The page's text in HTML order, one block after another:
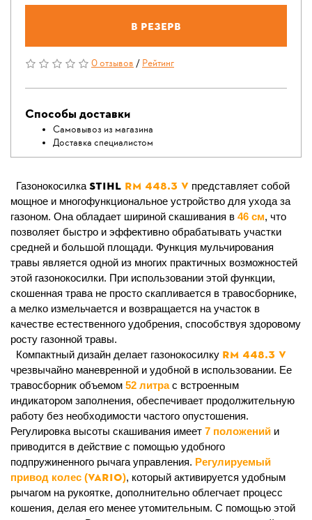
В резерв
0 отзывов/Рейтинг
Способы доставки
Самовывоз из магазина
Доставка специалистом
Газонокосилка STIHL RM 448.3 V представляет собой
мощное и многофункциональное устройство для ухода за
газоном. Она обладает шириной скашивания в 46 см, что
позволяет быстро и эффективно обрабатывать участки
средней и большой площади. Функция мульчирования
травы является одной из многих практичных возможностей
этой газонокосилки. При использовании этой функции,
скошенная трава не просто скапливается в травосборнике,
а мелко измельчается и возвращается на участок в
качестве естественного удобрения, способствуя здоровому
росту газонной травы.
Компактный дизайн делает газонокосилку RM 448.3 V
чрезвычайно маневренной и удобной в использовании. Ее
травосборник объемом 52 литрас встроенным
индикатором заполнения, обеспечивает продолжительную
работу без необходимости частого опустошения.
Регулировка высоты скашивания имеет 7 положений и
приводится в действие с помощью удобного
подпружиненного рычага управления. Регулируемый
привод колес (Vario), который активируется удобным
рычагом на рукоятке, дополнительно облегчает процесс
кошения, делая его менее утомительным. С помощью этой